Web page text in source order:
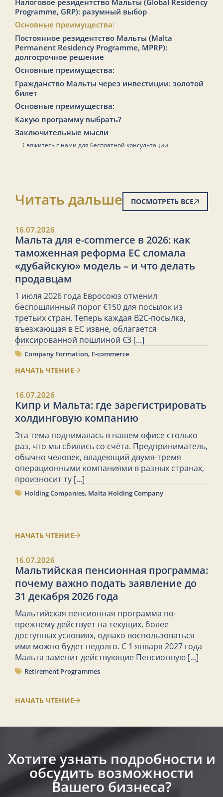
Programme, GRP): разумный выбор
Основные преимущества:
Постоянное резидентство Мальты (Malta
Permanent Residency Programme, MPRP):
долгосрочное решение
Основные преимущества:
Гражданство Мальты через инвестиции: золотой
билет
Основные преимущества:
Какую программу выбрать?
Заключительные мысли
Свяжитесь с нами для бесплатной консультации!
Читать дальше ПОСМОТРЕТЬ ВСЕ
16.07.2026
Мальта для e-commerce в 2026: как
таможенная реформа ЕС сломала
«дубайскую» модель – и что делать
продавцам
1 июля 2026 года Евросоюз отменил
беспошлинный порог €150 для посылок из
третьих стран. Теперь каждая B2C-посылка,
въезжающая в ЕС извне, облагается
фиксированной пошлиной €3 [...]
Company Formation, E-commerce
НАЧАТЬ ЧТЕНИЕ
16.07.2026
Кипр и Мальта: где зарегистрировать
холдинговую компанию
Эта тема поднималась в нашем офисе столько
раз, что мы сбились со счёта. Предприниматель,
обычно человек, владеющий двумя-тремя
операционными компаниями в разных странах,
произносит ту [...]
Holding Companies, Malta Holding Company
НАЧАТЬ ЧТЕНИЕ
16.07.2026
Мальтийская пенсионная программа:
почему важно подать заявление до
31 декабря 2026 года
Мальтийская пенсионная программа по-
прежнему действует на текущих, более
доступных условиях, однако воспользоваться
ими можно будет недолго. С 1 января 2027 года
Мальта заменит действующие Пенсионную [...]
Retirement Programmes
НАЧАТЬ ЧТЕНИЕ
Хотите узнать подробности и
обсудить возможности
Вашего бизнеса?​